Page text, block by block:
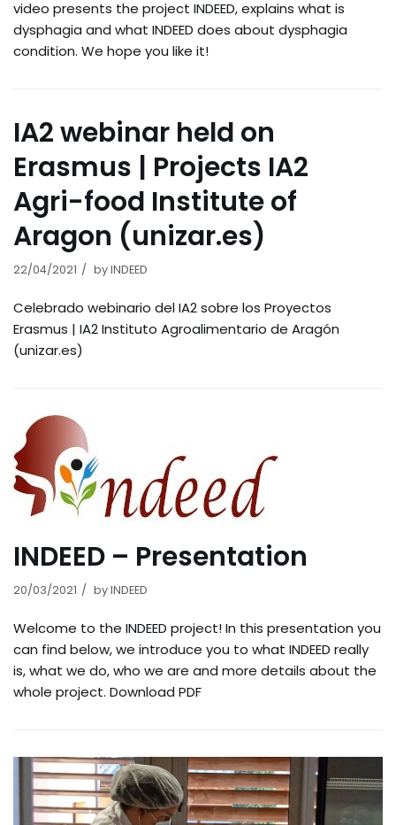
video presents the project INDEED, explains what is
dysphagia and what INDEED does about dysphagia
condition. We hope you like it!
IA2 webinar held on
Erasmus | Projects IA2
Agri-food Institute of
Aragon (unizar.es)
22/04/2021 byINDEED
Celebrado webinario del IA2 sobre los Proyectos
Erasmus | IA2 Instituto Agroalimentario de Aragón
(unizar.es)
INDEED – Presentation
20/03/2021 byINDEED
Welcome to the INDEED project! In this presentation you
can find below, we introduce you to what INDEED really
is, what we do, who we are and more details about the
whole project. Download PDF